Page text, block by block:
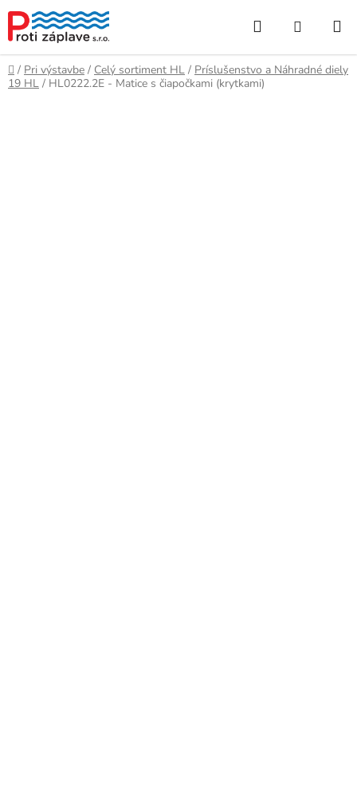
obsah
Hľadať
KOŠÍK
Domov
/ Pri výstavbe / Celý sortiment HL / Príslušenstvo a Náhradné diely
19 HL / HL0222.2E - Matice s čiapočkami (krytkami)